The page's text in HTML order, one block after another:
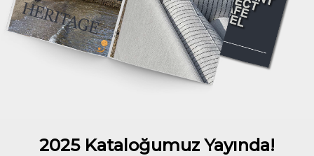
2025 Kataloğumuz Yayında!